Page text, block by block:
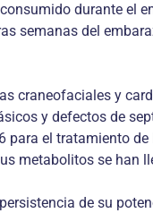
durante el
semanas del
craneofaciales y
y defectos de
para el tratamiento
metabolitos se han
de su